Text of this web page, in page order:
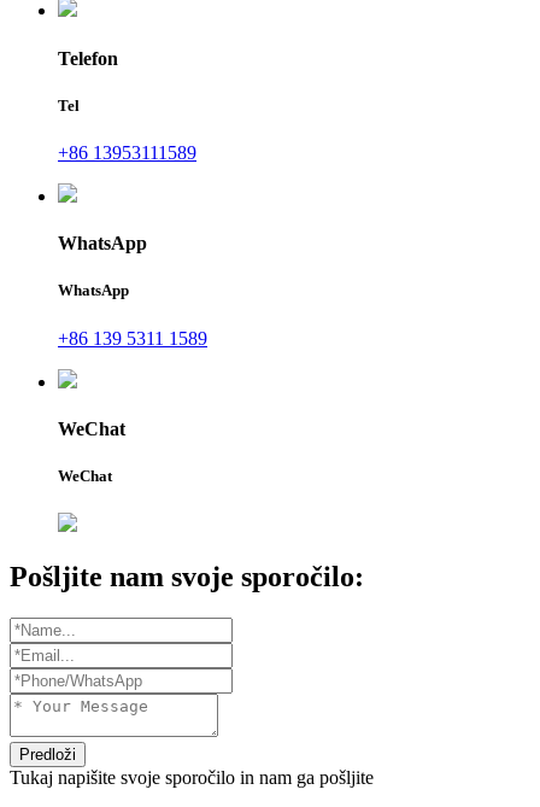
Telefon
Tel
+86 13953111589
WhatsApp
WhatsApp
+86 139 5311 1589
WeChat
WeChat
Pošljite nam svoje sporočilo:
Predloži
Tukaj napišite svoje sporočilo in nam ga pošljite